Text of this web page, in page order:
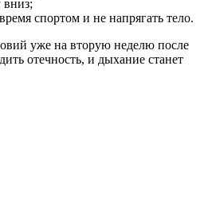
вниз;
спортом и не напрягать тело.
уже на вторую неделю после
отечность, и дыхание станет